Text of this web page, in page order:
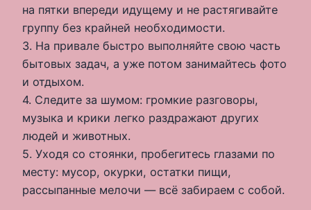
на пятки впереди идущему и не растягивайте
группу без крайней необходимости.
3. На привале быстро выполняйте свою часть
бытовых задач, а уже потом занимайтесь фото
и отдыхом.
4. Следите за шумом: громкие разговоры,
музыка и крики легко раздражают других
людей и животных.
5. Уходя со стоянки, пробегитесь глазами по
месту: мусор, окурки, остатки пищи,
рассыпанные мелочи — всё забираем с собой.